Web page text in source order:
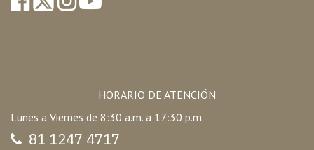
HORARIO DE ATENCIÓN
Lunes a Viernes de 8:30 a.m. a 17:30 p.m.
81 1247 4717